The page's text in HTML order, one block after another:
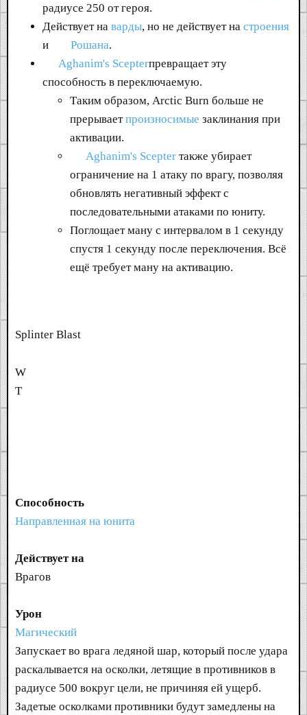
радиусе 250 от героя.
Действует на варды, но не действует на строения
и
Рошана.
Aghanim's Scepterпревращает эту
способность в переключаемую.
Таким образом, Arctic Burn больше не
прерываетпроизносимые заклинания при
активации.
Aghanim's Scepter также убирает
ограничение на 1 атаку по врагу, позволяя
обновлять негативный эффект с
последовательными атаками по юниту.
Поглощает ману с интервалом в 1 секунду
спустя 1 секунду после переключения. Всё
ещё требует ману на активацию.
Splinter Blast
W
T
Способность
Направленная на юнита
Действует на
Врагов
Урон
Магический
Запускает во врага ледяной шар, который после удара
раскалывается на осколки, летящие в противников в
радиусе 500 вокруг цели, не причиняя ей ущерб.
Задетые осколками противники будут замедлены на